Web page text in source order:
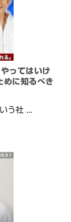
ってはいけ
に知るべき
う社 ...